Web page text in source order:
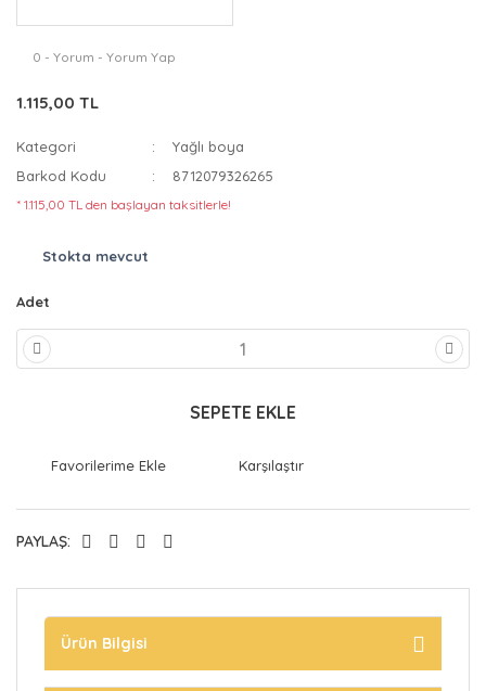
0 - Yorum - Yorum Yap
1.115,00 TL
Kategori
Yağlı boya
Barkod Kodu
8712079326265
* 1.115,00 TL den başlayan taksitlerle!
Stokta mevcut
Adet
SEPETE EKLE
Karşılaştır
PAYLAŞ:
Ürün Bilgisi